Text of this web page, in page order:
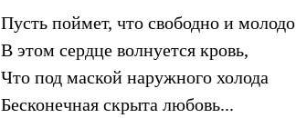
Пусть поймет, что свободно и молодо
В этом сердце волнуется кровь,
Что под маской наружного холода
Бесконечная скрыта любовь...